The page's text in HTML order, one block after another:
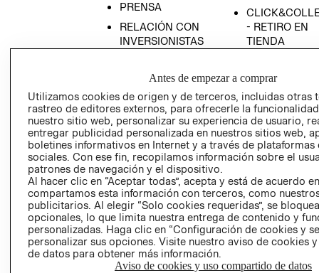
PRENSA
RELACIÓN CON
INVERSIONISTAS
EMPRESARIAL
- RETIRO EN
TIENDA
CONDICIONES
AVISO DE
PRIVACIDAD
GIFT CARD
AVISO DE
COOKIES
Uruguay ($U)
Antes de empezar a comprar
Utilizamos cookies de origen y de terceros, incluidas otras
rastreo de editores externos, para ofrecerle la
nuestro sitio web, personalizar su experiencia de usuario,
entregar publicidad personalizada en nuestros sitios web,
boletines informativos en Internet y a través de plataformas
sociales. Con ese fin, recopilamos información sobre el
patrones de navegación y el dispositivo.
Al hacer clic en “Aceptar todas”, acepta y está de acuerdo
compartamos esta información con terceros, como
publicitarios. Al elegir “Solo cookies requeridas”, se
opcionales, lo que limita nuestra entrega de contenido y
personalizadas. Haga clic en “Configuración de cookies y
personalizar sus opciones. Visite nuestro aviso de cookies
de datos para obtener más información.
Aviso de cookies y uso compartido de datos